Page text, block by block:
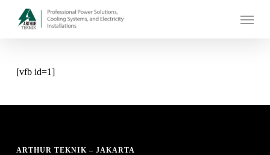
Menu
[vfb id=1]
ARTHUR TEKNIK – JAKARTA